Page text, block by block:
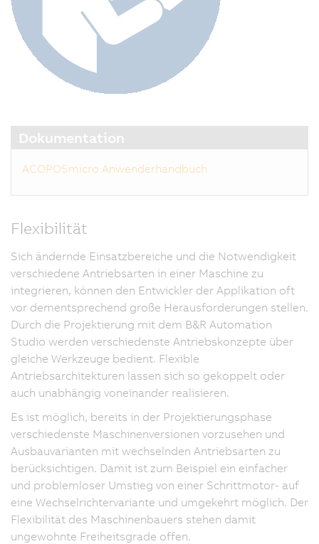
Dokumentation
ACOPOSmicro Anwenderhandbuch
Flexibilität
Sich ändernde Einsatzbereiche und die Notwendigkeit
verschiedene Antriebsarten in einer Maschine zu
integrieren, können den Entwickler der Applikation oft
vor dementsprechend große Herausforderungen stellen.
Durch die Projektierung mit dem B&R Automation
Studio werden verschiedenste Antriebskonzepte über
gleiche Werkzeuge bedient. Flexible
Antriebsarchitekturen lassen sich so gekoppelt oder
auch unabhängig voneinander realisieren.
Es ist möglich, bereits in der Projektierungsphase
verschiedenste Maschinenversionen vorzusehen und
Ausbauvarianten mit wechselnden Antriebsarten zu
berücksichtigen. Damit ist zum Beispiel ein einfacher
und problemloser Umstieg von einer Schrittmotor- auf
eine Wechselrichtervariante und umgekehrt möglich. Der
Flexibilität des Maschinenbauers stehen damit
ungewohnte Freiheitsgrade offen.